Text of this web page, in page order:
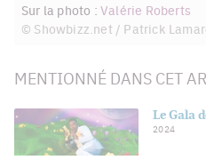
Sur la photo : Valérie Roberts
© Showbizz.net / Patrick
MENTIONNÉ DANS CET
Le Gala
2024